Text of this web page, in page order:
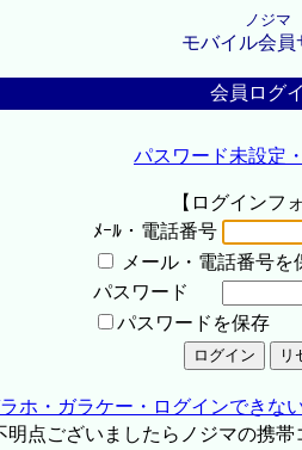
ノジマ
モバイル会員
会員ログ
パスワード未設定
【ログインフ
ﾒｰﾙ・電話番号
メール・電話番号を
パスワード
パスワードを保存
ホ・ガラケー・ログインできな
点ございましたらノジマの携帯